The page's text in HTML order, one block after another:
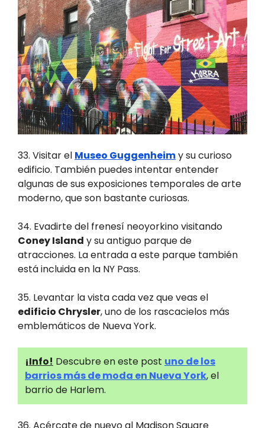
33. Visitar el Museo Guggenheimy su curioso
edificio. También puedes intentar entender
algunas de sus exposiciones temporales de arte
moderno, que son bastante curiosas.
34. Evadirte del frenesí neoyorkino visitando
Coney Island y su antiguo parque de
atracciones. La entrada a este parque también
está incluida en la NY Pass.
35. Levantar la vista cada vez que veas el
edificio Chrysler, uno de los rascacielos más
emblemáticos de Nueva York.
¡Info! Descubre en este post uno de los
barrios más de moda en Nueva York, el
barrio de Harlem.